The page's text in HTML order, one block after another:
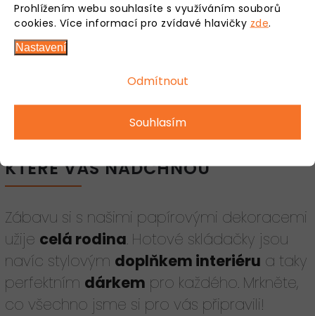
Prohlížením webu souhlasíte s využíváním souborů
cookies. Více informací pro zvídavé hlavičky zde.
Nastavení
Odmítnout
Souhlasím
Copyright 2026
KTERÉ VÁS NADCHNOU
Zábavu si s našimi papírovými dekoracemi
užije celá rodina. Hotové skládačky jsou
navíc stylovým doplňkem interiéru a taky
perfektním dárkem pro každého. Mrkněte,
co všechno jsme si pro vás připravili!